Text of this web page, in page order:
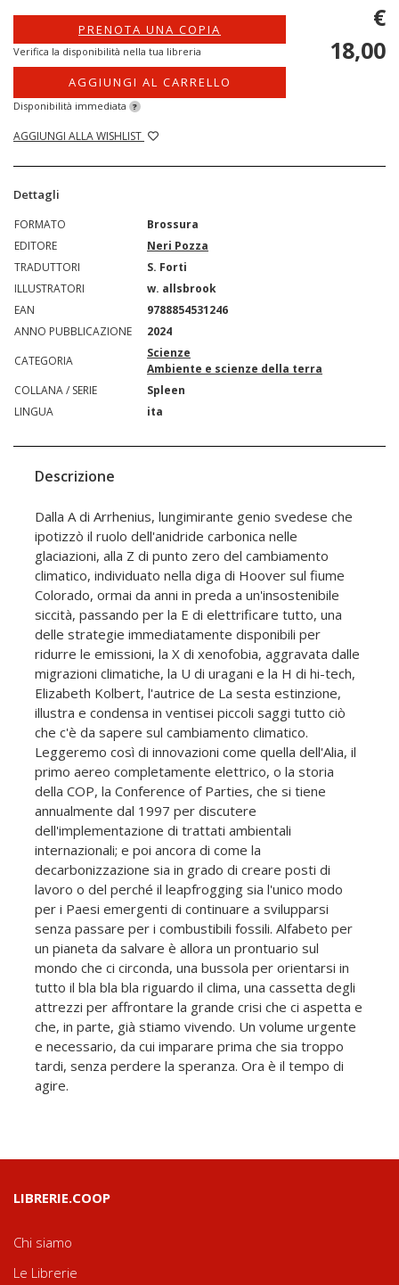
PRENOTA UNA COPIA
Verifica la disponibilità nella tua libreria
AGGIUNGI AL CARRELLO
Disponibilità immediata ?
AGGIUNGI ALLA WISHLIST
€
18,00
Dettagli
FORMATO
Brossura
EDITORE
Neri Pozza
TRADUTTORI
S. Forti
ILLUSTRATORI
w. allsbrook
EAN
9788854531246
ANNO PUBBLICAZIONE
2024
CATEGORIA
Scienze
Ambiente e scienze della terra
COLLANA / SERIE
Spleen
LINGUA
ita
Descrizione
Dalla A di Arrhenius, lungimirante genio svedese che
ipotizzò il ruolo dell'anidride carbonica nelle
glaciazioni, alla Z di punto zero del cambiamento
climatico, individuato nella diga di Hoover sul fiume
Colorado, ormai da anni in preda a un'insostenibile
siccità, passando per la E di elettrificare tutto, una
delle strategie immediatamente disponibili per
ridurre le emissioni, la X di xenofobia, aggravata dalle
migrazioni climatiche, la U di uragani e la H di hi-tech,
Elizabeth Kolbert, l'autrice de La sesta estinzione,
illustra e condensa in ventisei piccoli saggi tutto ciò
che c'è da sapere sul cambiamento climatico.
Leggeremo così di innovazioni come quella dell'Alia, il
primo aereo completamente elettrico, o la storia
della COP, la Conference of Parties, che si tiene
annualmente dal 1997 per discutere
dell'implementazione di trattati ambientali
internazionali; e poi ancora di come la
decarbonizzazione sia in grado di creare posti di
lavoro o del perché il leapfrogging sia l'unico modo
per i Paesi emergenti di continuare a svilupparsi
senza passare per i combustibili fossili. Alfabeto per
un pianeta da salvare è allora un prontuario sul
mondo che ci circonda, una bussola per orientarsi in
tutto il bla bla bla riguardo il clima, una cassetta degli
attrezzi per affrontare la grande crisi che ci aspetta e
che, in parte, già stiamo vivendo. Un volume urgente
e necessario, da cui imparare prima che sia troppo
tardi, senza perdere la speranza. Ora è il tempo di
agire.
LIBRERIE.COOP
Chi siamo
Le Librerie